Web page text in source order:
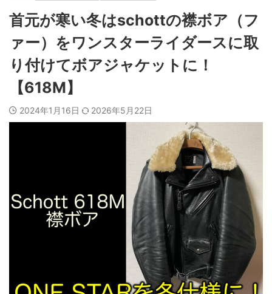
首元が寒い冬はschottの襟ボア（フ
ァー）をワンスターライダースに取
り付けてボアジャケットに！
【618M】
2024年1月16日 2026年5月22日